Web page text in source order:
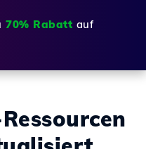
70% Rabatt auf